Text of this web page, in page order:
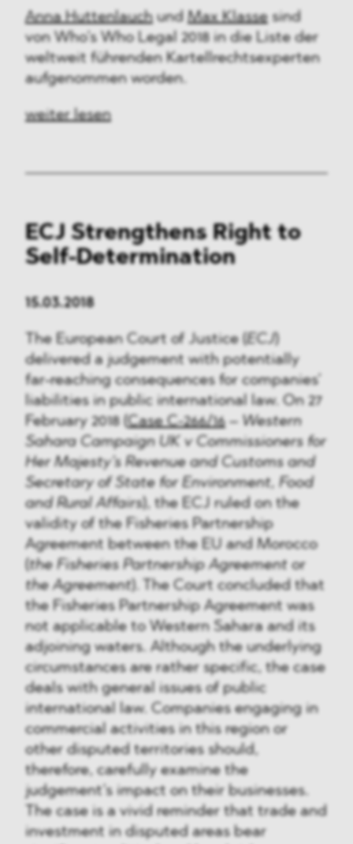
Anna Huttenlauchund Max Klassesind
von Who’s Who Legal 2018 in die Liste der
weltweit führenden Kartellrechtsexperten
aufgenommen worden.
weiter lesen
ECJ Strengthens Right to
Self-Determination
15.03.2018
The European Court of Justice ( ECJ)
delivered a judgement with potentially
far-reaching consequences for companies’
liabilities in public international law. On 27
February 2018 ( Case C-266/16– Western
Sahara Campaign UK v Commissioners for
Her Majesty’s Revenue and Customs and
Secretary of State for Environment, Food
and Rural Affairs ), the ECJ ruled on the
validity of the Fisheries Partnership
Agreement between the EU and Morocco
the Fisheries Partnership Agreement or
the Agreement ). The Court concluded that
the Fisheries Partnership Agreement was
not applicable to Western Sahara and its
adjoining waters. Although the underlying
circumstances are rather specific, the case
deals with general issues of public
international law. Companies engaging in
commercial activities in this region or
other disputed territories should,
therefore, carefully examine the
judgement’s impact on their businesses.
The case is a vivid reminder that trade and
investment in disputed areas bear